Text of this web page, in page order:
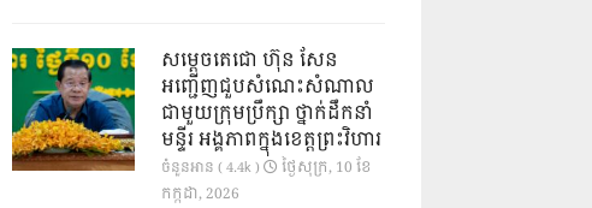
សម្តេចតេជោ ហ៊ុន សែន
អញ្ជើញជួបសំណេះសំណាល
ជាមួយក្រុមប្រឹក្សា ថ្នាក់ដឹកនាំ
មន្ទីរ អង្គភាពក្នុងខេត្តព្រះវិហារ
ចំនួនអាន ( 4.4k )
ថ្ងៃ​សុក្រ, 10 ខែ​
កក្កដា, 2026